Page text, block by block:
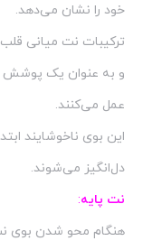
خود را نشان می‌دهد.
ترکیبات نت میانی
و به عنوان یک پوشش
عمل می‌کنند.
این بوی ناخوشایند
دل‌انگیز می‌شوند.
نت پایه:
هنگام محو شدن بوی